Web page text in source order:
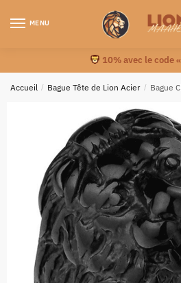
MENU
10% avec le code
Accueil / Bague Tête de Lion Acier / Bague